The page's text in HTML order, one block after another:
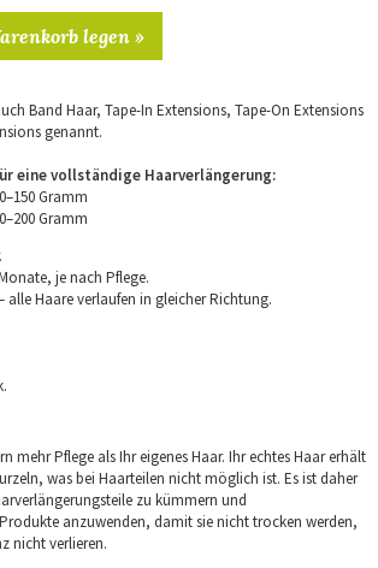
legen »
Band Haar, Tape-In Extensions, Tape-On Extensions
genannt.
eine vollständige Haarverlängerung:
Gramm
Gramm
je nach Pflege.
alle Haare verlaufen in gleicher Richtung.
mehr Pflege als Ihr eigenes Haar. Ihr echtes Haar erhält
was bei Haarteilen nicht möglich ist. Es ist daher
zu kümmern und
anzuwenden, damit sie nicht trocken werden,
nicht verlieren.